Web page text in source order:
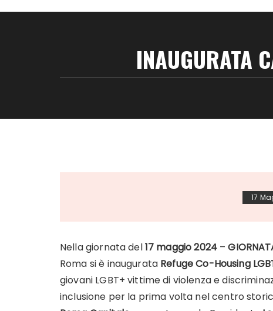
INAUGURATA
17
Nella giornata del17 maggio 2024–
Roma si è inaugurata RefugeCo-Housing
giovani LGBT+ vittime di violenza e
inclusione per la prima volta nel centro